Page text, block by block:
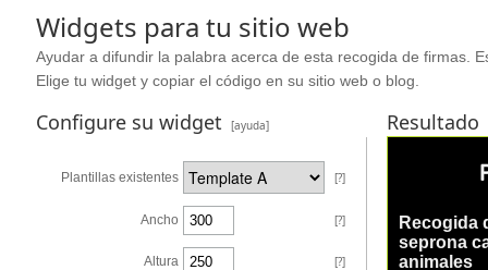
Widgets para tu sitio web
Ayudar a difundir la palabra acerca de esta recogida de firmas.
Elige tu widget y copiar el código en su sitio web o blog.
Configure su widget [ayuda] Resultado
Plantillas existentes [?]
Ancho [?]
Altura [?]